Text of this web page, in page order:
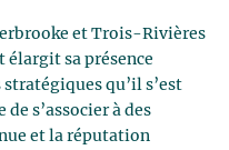
et Trois-Rivières
élargit sa présence
qu’il s’est
s’associer à des
et la réputation